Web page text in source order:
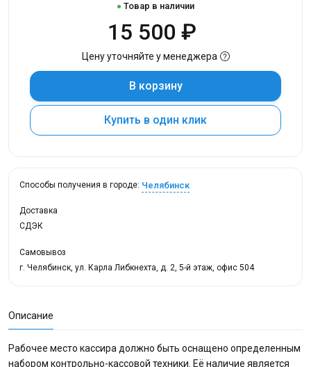
Товар в наличии
15 500 ₽
Цену уточняйте у менеджера
В корзину
Купить в один клик
Способы получения в городе: Челябинск
Доставка
СДЭК
Самовывоз
г. Челябинск, ул. Карла Либкнехта, д. 2, 5-й этаж, офис 504
Описание
Рабочее место кассира должно быть оснащено определенным
набором контрольно-кассовой техники. Её наличие является